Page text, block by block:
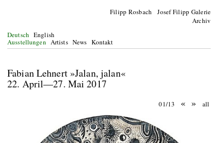
Filipp Rosbach Josef Filipp Galerie
Archiv
Deutsch English
Ausstellungen Artists News Kontakt
Fabian Lehnert »Jalan, jalan«
22. April—27. Mai 2017
01/13 « » all